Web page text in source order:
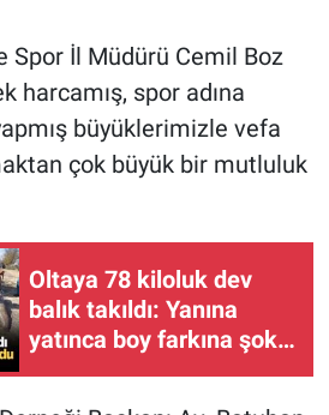
Spor İl Müdürü Cemil Boz
harcamış, spor adına
büyüklerimizle vefa
çok büyük bir mutluluk
Oltaya 78 kiloluk dev
balık takıldı: Yanına
yatınca boy farkına şok
oldu